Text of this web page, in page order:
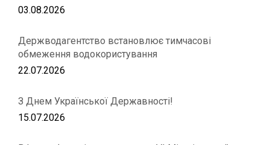
03.08.2026
Держводагентство встановлює тимчасові
обмеження водокористування
22.07.2026
З Днем Української Державності!
15.07.2026